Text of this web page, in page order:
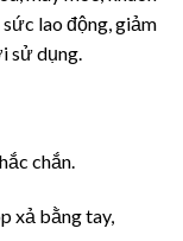
lao động, giảm
sử dụng.
chắn.
xả bằng tay,